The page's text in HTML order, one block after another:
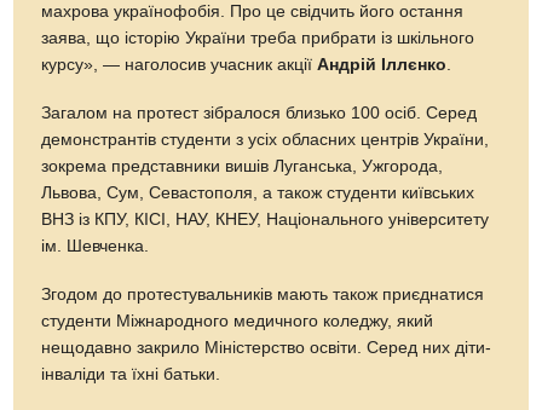
махрова українофобія. Про це свідчить його остання
заява, що історію України треба прибрати із шкільного
курсу», — наголосив учасник акціїАндрій Іллєнко
Загалом на протест зібралося близько 100 осіб. Серед
демонстрантів студенти з усіх обласних центрів України,
зокрема представники вишів Луганська, Ужгорода,
Львова, Сум, Севастополя, а також студенти київських
ВНЗ із КПУ, КІСІ, НАУ, КНЕУ, Національного університету
ім. Шевченка.
Згодом до протестувальників мають також приєднатися
студенти Міжнародного медичного коледжу, який
нещодавно закрило Міністерство освіти. Серед них діти-
інваліди та їхні батьки.